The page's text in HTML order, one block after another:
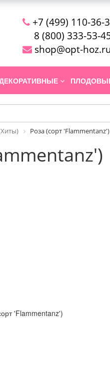
+7 (499) 110-36-
8 (800) 333-53-
shop@opt-hoz.ru
Роза (сорт 'Flammentanz')